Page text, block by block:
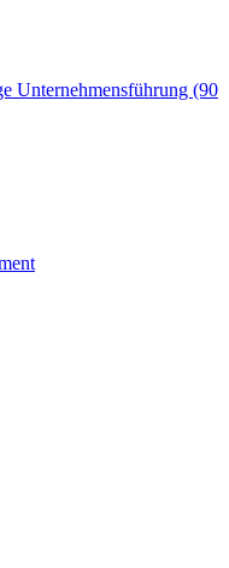
Unternehmensführung (90